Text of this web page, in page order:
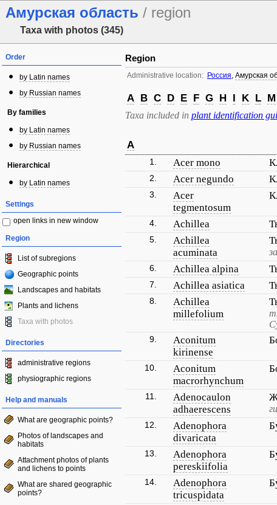
Амурская область / region
Taxa with photos (345)
Order
by Latin names
by Russian names
By families
by Latin names
by Russian names
Hierarchical
by Latin names
Settings
open links in new window
Region
List of subregions
Geographic points
Landscapes and habitats
Plants and lichens
Taxa with photos
Directories
administrative regions
physiographic regions
Help and manuals
What are geographic points?
Photos of landscapes and
habitats
Attachment photos of plants
and lichens to points
What are shared geographic
points?
Region
Administrative location: Россия, Амурская
A B C D E F G H I K L M
Taxa included in plant identification
A
1. Acer mono
2.
Acer negundo
3.
Acer
tegmentosum
4. Achillea
5.
Achillea
acuminata
6. Achillea alpina
7.
Achillea asiatica
8.
Achillea
millefolium
9.
Aconitum
kirinense
10.
Aconitum
macrorhynchum
11.
Adenocaulon
adhaerescens
12.
Adenophora
divaricata
13.
Adenophora
pereskiifolia
14.
Adenophora
tricuspidata